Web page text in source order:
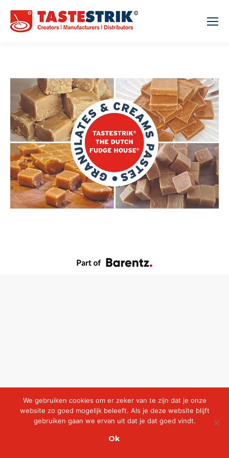
We gebruiken cookies om er zeker van te zijn dat je onze
website zo goed mogelijk beleeft. Als je deze website blijft
gebruiken gaan we ervan uit dat je dat goed vindt.
Ok